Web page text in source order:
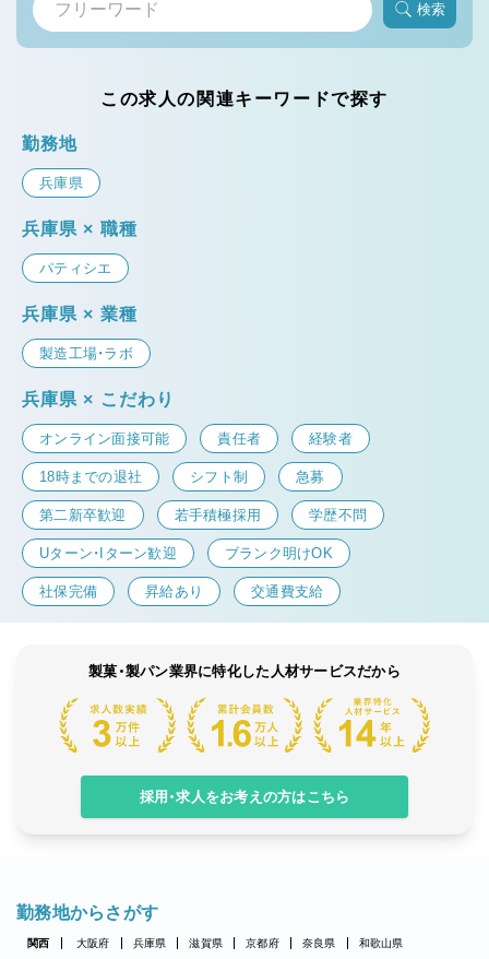
検索
この求人の関連キーワードで探す
勤務地
兵庫県
兵庫県 × 職種
パティシエ
兵庫県 × 業種
製造工場・ラボ
兵庫県 × こだわり
オンライン面接可能 責任者 経験者
18時までの退社 シフト制 急募
第二新卒歓迎 若手積極採用 学歴不問
Uターン・Iターン歓迎 ブランク明けOK
社保完備 昇給あり 交通費支給
製菓・製パン業界に特化した人材サービスだから
採用・求人をお考えの方はこちら
勤務地からさがす
関西 大阪府 兵庫県 滋賀県 京都府 奈良県 和歌山県